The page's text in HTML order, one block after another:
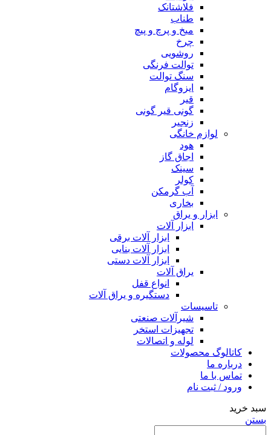
فلاشتانک
طناب
میخ و پرچ و پیچ
چرخ
روشویی
توالت فرنگی
سنگ توالت
ایزوگام
قیر
گونی قیر گونی
زنجیر
لوازم خانگی
هود
اجاق گاز
سینک
کولر
آب گرمکن
بخاری
ابزار و یراق
ابزار آلات
ابزار آلات برقی
ابزار آلات بنایی
ابزار آلات دستی
یراق آلات
انواع قفل
دستگیره و یراق آلات
تاسیسات
شیرآلات صنعتی
تجهیزات استخر
لوله و اتصالات
کاتالوگ محصولات
درباره ما
تماس با ما
ورود / ثبت نام
سبد خرید
بستن